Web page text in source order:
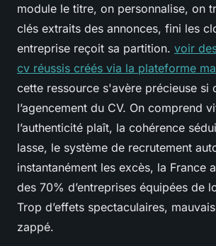
module le titre, on personnalise, on
clés extraits des annonces, fini les
entreprise reçoit sa partition. voir
cv réussis créés via la plateforme
cette ressource s'avère précieuse si
l’agencement du CV. On comprend
l’authenticité plaît, la cohérence
lasse, le système de recrutement
instantanément les excès, la France
des 70% d’entreprises équipées de
Trop d’effets spectaculaires,
zappé.